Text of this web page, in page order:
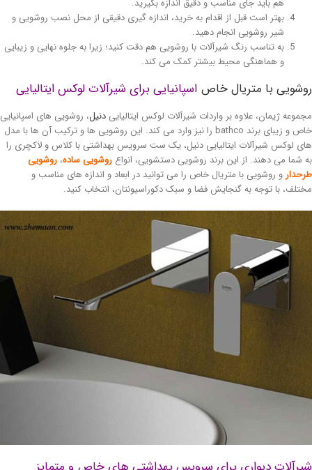
بهتر است قبل از اقدام به خرید، اندازه گیری دقیقی از محل نصب روشویی و
شیر روشویی انجام دهید.
به تناسب رنگ شیرآلات با روشویی هم دقت کنید؛ زیرا به جلوه نهایی و زیبایی
و هماهنگی محیط بیشتر کمک می کند.
با متریال خاصاسپانیایی برای شیرآلات لوکس ایتالیایی
ژیمان، علاوه بر واردات شیرآلات لوکس ایتالیاییدنیل، روشویی های اسپانیایی
خاص و زیبای برند bathco را نیز وارد می کند. این روشویی ها و ترکیب آن ها با مدل
لوکس شیرآلات ایتالیایی دنیل، یک ست سرویس بهداشتی با کلاس و لاکچری را
شما می دهند. از این برند روشویی دستشویی، انواعروشویی ساده،روشویی
و روشویی با متریال خاص را می توانید در ابعاد و اندازه های مناسب و
با توجه به گنجایش فضا و سبک دکوراسیونتان، انتخاب کنید.